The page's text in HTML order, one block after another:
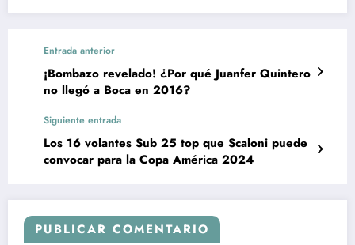
Entrada anterior
¡Bombazo revelado! ¿Por qué Juanfer Quintero
no llegó a Boca en 2016?
Siguiente entrada
Los 16 volantes Sub 25 top que Scaloni puede
convocar para la Copa América 2024
PUBLICAR COMENTARIO